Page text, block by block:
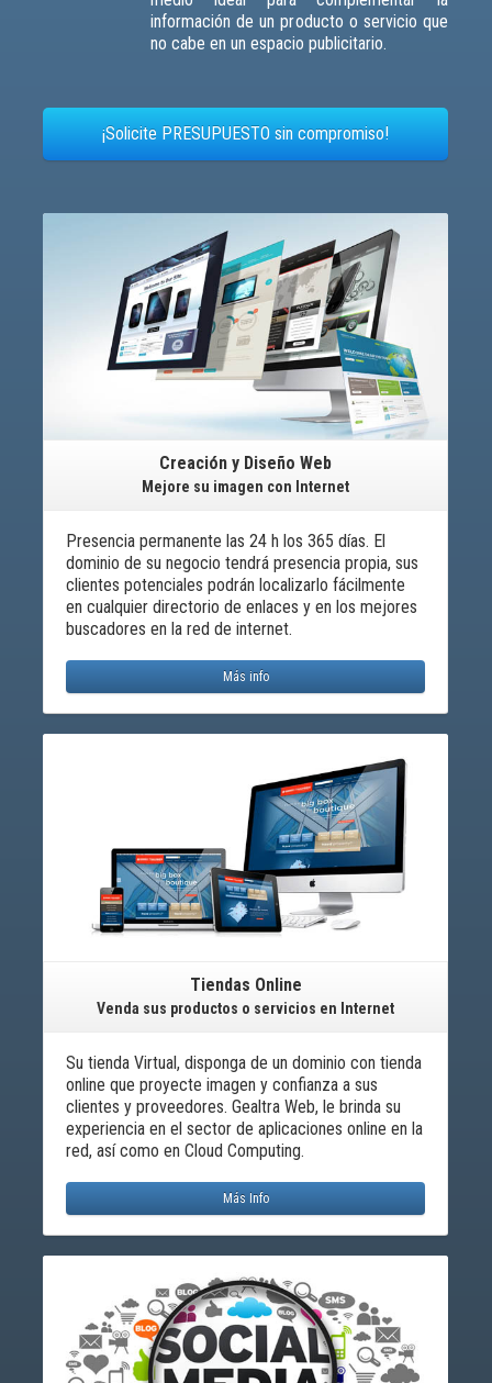
información de un producto o servicio que
no cabe en un espacio publicitario.
¡Solicite PRESUPUESTO sin compromiso!
Creación y Diseño Web
Mejore su imagen con Internet
Presencia permanente las 24 h los 365 días. El
dominio de su negocio tendrá presencia propia, sus
clientes potenciales podrán localizarlo fácilmente
en cualquier directorio de enlaces y en los mejores
buscadores en la red de internet.
Más info
Tiendas Online
Venda sus productos o servicios en Internet
Su tienda Virtual, disponga de un dominio con tienda
online que proyecte imagen y confianza a sus
clientes y proveedores. Gealtra Web, le brinda su
experiencia en el sector de aplicaciones online en la
red, así como en Cloud Computing.
Más Info